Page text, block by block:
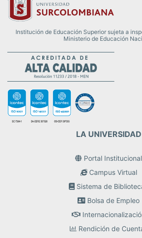
Institución de Educación Superior sujeta a
Ministerio de Educación
LA UNIVERSIDAD
Portal Institucional
Campus Virtual
Sistema de
Bolsa de Empleo
Rendición de